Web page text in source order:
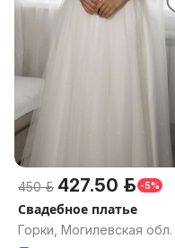
450 р. 427.50 р. -5%
Свадебное платье
Горки, Могилевская обл.